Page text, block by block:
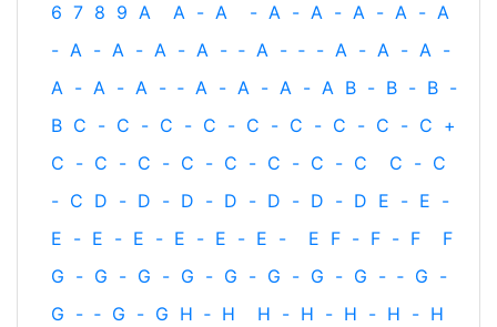
6 7 8 9 A A - A - A - A - A - A - A
- A - A - A - A - ‐ A - ‐ - A - A - A -
A - A - A - ‐ A - A - A - A B - B - B -
B C - C - C - C - C - C - C - C - C +
C - C - C - C - C - C - C - C C - C
- C D - D - D - D - D - D - D E - E -
E - E - E - E - E - E - E F - F - F
F
G - G - G - G - G - G - G - G - ‐ G -
G - ‐ G - G H ‐ H H - H - H - H - H